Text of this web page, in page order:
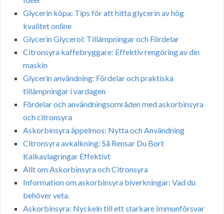
Glycerin köpa: Tips för att hitta glycerin av hög
kvalitet online
Glycerin Glycerol: Tillämpningar och Fördelar
Citronsyra kaffebryggare: Effektiv rengöring av din
maskin
Glycerin användning: Fördelar och praktiska
tillämpningar i vardagen
Fördelar och användningsområden med askorbinsyra
och citronsyra
Askorbinsyra äppelmos: Nytta och Användning
Citronsyra avkalkning: Så Rensar Du Bort
Kalkavlagringar Effektivt
Allt om Askorbinsyra och Citronsyra
Information om askorbinsyra biverkningar: Vad du
behöver veta.
Askorbinsyra: Nyckeln till ett starkare Immunförsvar